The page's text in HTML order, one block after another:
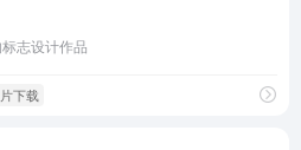
志设计作品
下载